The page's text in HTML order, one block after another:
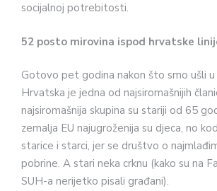
socijalnoj po­trebitosti.
52 posto mirovina ispod hrvatske
Gotovo pet godina nakon što smo ušli u
Hrvatska je jedna od najsiromašnijih
najsiromašnija skupina su stariji od 65
zemalja EU najugroženija su djeca, no
starice i starci, jer se društvo o
pobrine. A stari neka crknu (kako su na
SUH-a nerijetko pisali građani).